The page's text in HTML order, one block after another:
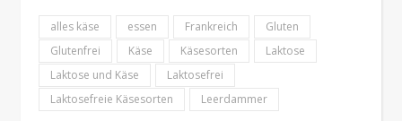
alles käse essen Frankreich
Gluten
Glutenfrei
Käse Käsesorten
Laktose
Laktose und Käse
Laktosefrei
Laktosefreie Käsesorten
Leerdammer